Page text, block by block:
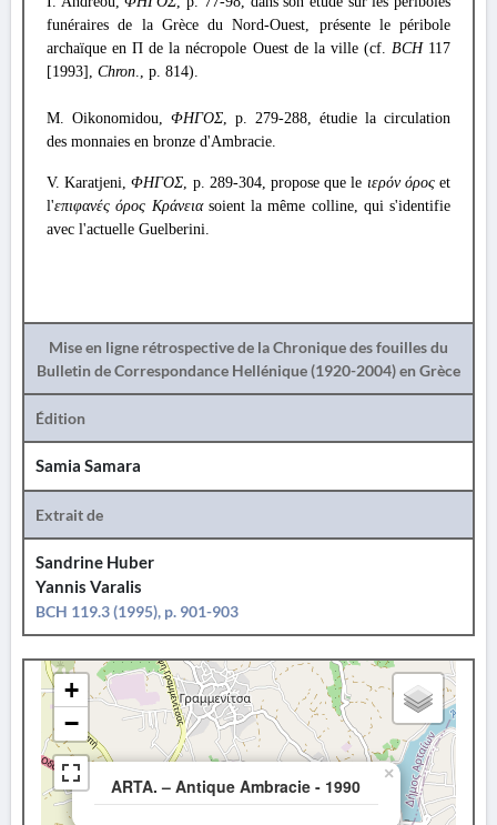
funéraires de la Grèce du Nord-Ouest, présente le péribole
archaïque en Π de la nécropole Ouest de la ville (cf. BCH 117
[1993], Chron., p. 814).
M. Oikonomidou, ΦΗΓΟΣ, p. 279-288, étudie la circulation
des monnaies en bronze d'Ambracie.
V. Karatjeni,ΦΗΓΟΣ, p. 289-304, propose que le ιερόν όροςet
l'επιφανές όρος Κράνειαsoient la même colline, qui s'identifie
avec l'actuelle Guelberini.
Mise en ligne rétrospective de la Chronique des fouilles du
Bulletin de Correspondance Hellénique (1920-2004) en Grèce
Édition
Samia Samara
Extrait de
Sandrine Huber
Yannis Varalis
BCH 119.3 (1995), p. 901-903
ARTA. – Antique Ambracie - 1990
×
+
−